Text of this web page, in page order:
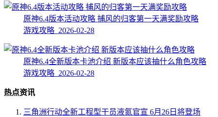
原神6.4版本活动攻略 捕风的归客第一天满奖励攻略
游戏攻略 2026-02-28
原神6.4全新版本卡池介绍 新版本应该抽什么角色攻略
游戏攻略 2026-02-28
热点资讯
三角洲行动全新工程型干员液氮官宣 6月26日将登场